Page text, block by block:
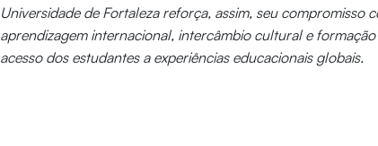
Universidade de Fortaleza reforça, assim, seu compromisso
aprendizagem internacional, intercâmbio cultural e
acesso dos estudantes a experiências educacionais globais.